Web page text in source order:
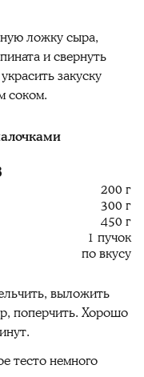
ложку сыра,
и свернуть
закуску
соком.
200 г
300 г
450 г
1 пучок
по вкусу
выложить
поперчить. Хорошо
тесто немного